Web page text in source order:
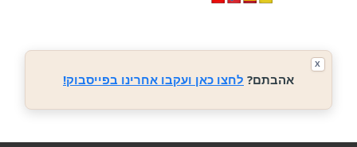
אהבתם? לחצו כאן ועקבו אחרינו בפייסבוק!
X